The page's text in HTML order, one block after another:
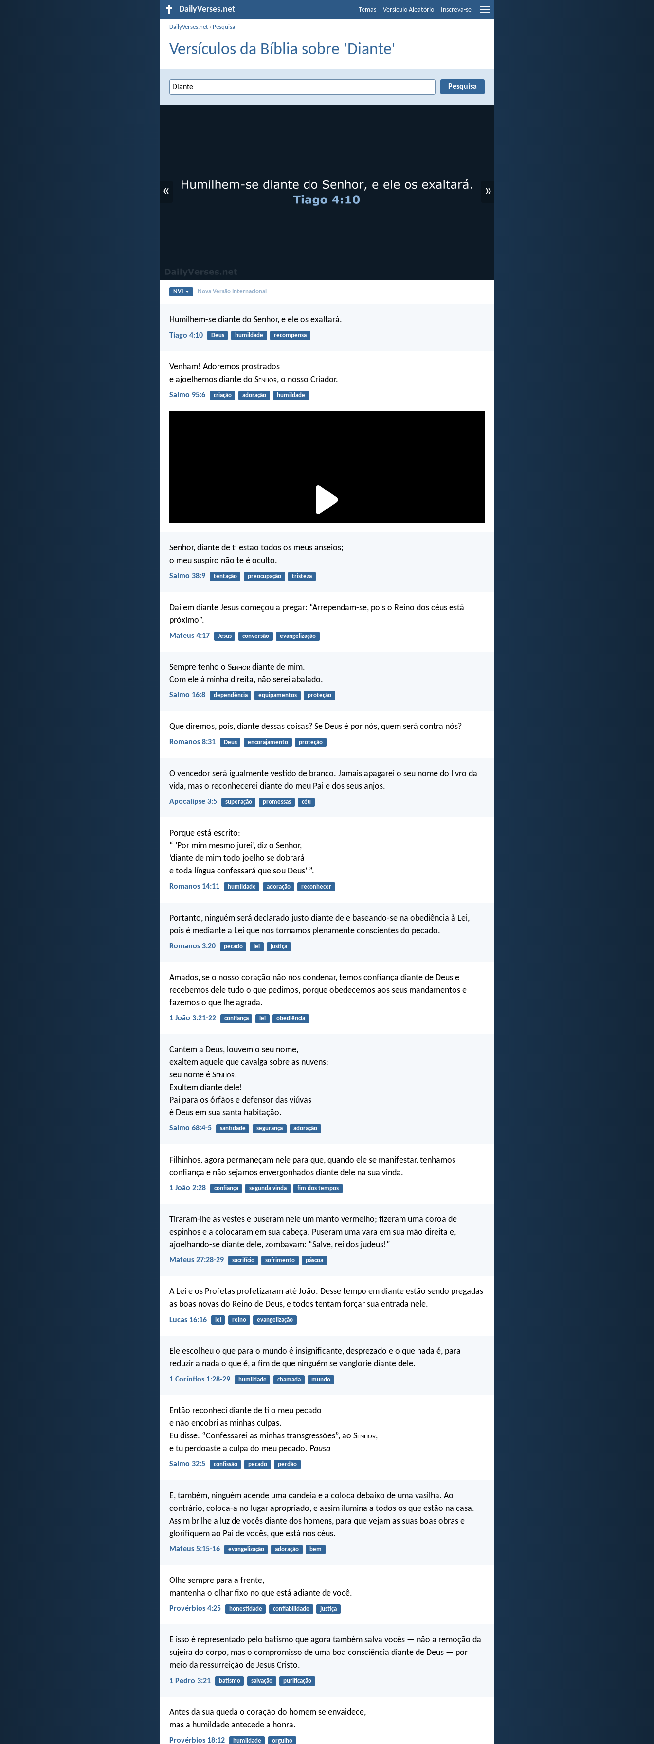
DailyVerses.net Temas Versículo Aleatório Inscreva-se
DailyVerses.net › Pesquisa
Versículos da Bíblia sobre 'Diante'
« »
NVI Nova Versão Internacional
Humilhem-se diante do Senhor, e ele os exaltará.
Tiago 4:10 Deus humildade recompensa
Venham! Adoremos prostrados
e ajoelhemos diante do Senhor, o nosso Criador.
Salmo 95:6 criação adoração humildade
Senhor, diante de ti estão todos os meus anseios;
o meu suspiro não te é oculto.
Salmo 38:9 tentação preocupação tristeza
Daí em diante Jesus começou a pregar: “Arrependam-se, pois o Reino dos céus está
próximo”.
Mateus 4:17 Jesus conversão evangelização
Sempre tenho o Senhor diante de mim.
Com ele à minha direita, não serei abalado.
Salmo 16:8 dependência equipamentos proteção
Que diremos, pois, diante dessas coisas? Se Deus é por nós, quem será contra nós?
Romanos 8:31 Deus encorajamento proteção
O vencedor será igualmente vestido de branco. Jamais apagarei o seu nome do livro da
vida, mas o reconhecerei diante do meu Pai e dos seus anjos.
Apocalipse 3:5 superação promessas céu
Porque está escrito:
“ ‘Por mim mesmo jurei’, diz o Senhor,
‘diante de mim todo joelho se dobrará
e toda língua confessará que sou Deus’ ”.
Romanos 14:11 humildade adoração reconhecer
Portanto, ninguém será declarado justo diante dele baseando-se na obediência à Lei,
pois é mediante a Lei que nos tornamos plenamente conscientes do pecado.
Romanos 3:20 pecado lei justiça
Amados, se o nosso coração não nos condenar, temos confiança diante de Deus e
recebemos dele tudo o que pedimos, porque obedecemos aos seus mandamentos e
fazemos o que lhe agrada.
1 João 3:21-22 confiança lei obediência
Cantem a Deus, louvem o seu nome,
exaltem aquele que cavalga sobre as nuvens;
seu nome é Senhor!
Exultem diante dele!
Pai para os órfãos e defensor das viúvas
é Deus em sua santa habitação.
Salmo 68:4-5 santidade segurança adoração
Filhinhos, agora permaneçam nele para que, quando ele se manifestar, tenhamos
confiança e não sejamos envergonhados diante dele na sua vinda.
1 João 2:28 confiança segunda vinda fim dos tempos
Tiraram-lhe as vestes e puseram nele um manto vermelho; fizeram uma coroa de
espinhos e a colocaram em sua cabeça. Puseram uma vara em sua mão direita e,
ajoelhando-se diante dele, zombavam: “Salve, rei dos judeus!”
Mateus 27:28-29 sacrifício sofrimento páscoa
A Lei e os Profetas profetizaram até João. Desse tempo em diante estão sendo pregadas
as boas novas do Reino de Deus, e todos tentam forçar sua entrada nele.
Lucas 16:16 lei reino evangelização
Ele escolheu o que para o mundo é insignificante, desprezado e o que nada é, para
reduzir a nada o que é, a fim de que ninguém se vanglorie diante dele.
1 Coríntios 1:28-29 humildade chamada mundo
Então reconheci diante de ti o meu pecado
e não encobri as minhas culpas.
Eu disse: “Confessarei as minhas transgressões”, ao Senhor,
e tu perdoaste a culpa do meu pecado. Pausa
Salmo 32:5 confissão pecado perdão
E, também, ninguém acende uma candeia e a coloca debaixo de uma vasilha. Ao
contrário, coloca-a no lugar apropriado, e assim ilumina a todos os que estão na casa.
Assim brilhe a luz de vocês diante dos homens, para que vejam as suas boas obras e
glorifiquem ao Pai de vocês, que está nos céus.
Mateus 5:15-16 evangelização adoração bem
Olhe sempre para a frente,
mantenha o olhar fixo no que está adiante de você.
Provérbios 4:25 honestidade confiabilidade justiça
E isso é representado pelo batismo que agora também salva vocês — não a remoção da
sujeira do corpo, mas o compromisso de uma boa consciência diante de Deus — por
meio da ressurreição de Jesus Cristo.
1 Pedro 3:21 batismo salvação purificação
Antes da sua queda o coração do homem se envaidece,
mas a humildade antecede a honra.
Provérbios 18:12 humildade orgulho